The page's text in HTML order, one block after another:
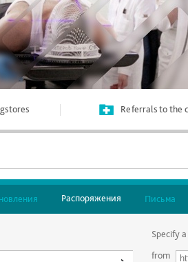
Referrals to the
Распоряжения Письма
Specify
from